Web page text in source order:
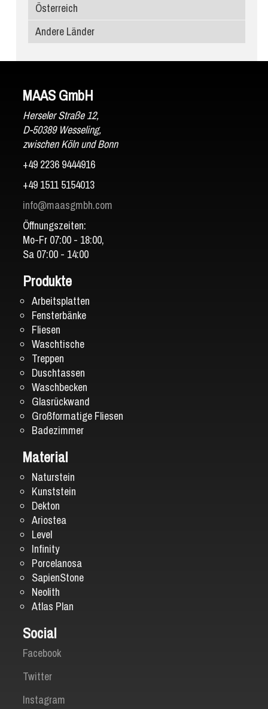
Atlas Plan
SapienStone
Laminam
Österreich
Andere Länder
MAAS GmbH
Herseler Straße 12,
D-50389 Wesseling,
zwischen Köln und Bonn
+49 2236 9444916
+49 1511 5154013
info@maasgmbh.com
Öffnungszeiten:
Mo-Fr 07:00 - 18:00,
Sa 07:00 - 14:00
Produkte
Arbeitsplatten
Fensterbänke
Fliesen
Waschtische
Treppen
Duschtassen
Waschbecken
Glasrückwand
Großformatige Fliesen
Badezimmer
Material
Naturstein
Kunststein
Dekton
Ariostea
Level
Infinity
Porcelanosa
SapienStone
Neolith
Atlas Plan
Social
Facebook
Twitter
Instagram